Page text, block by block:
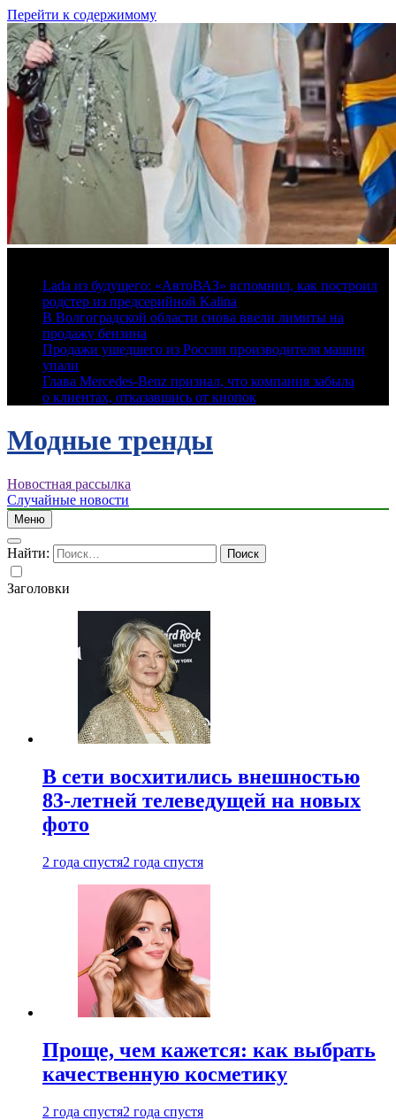
Перейти к содержимому
Lada из будущего: «АвтоВАЗ» вспомнил, как построил
родстер из предсерийной Kalina
В Волгоградской области снова ввели лимиты на
продажу бензина
Продажи ушедшего из России производителя машин
упали
Глава Mercedes-Benz признал, что компания забыла
о клиентах, отказавшись от кнопок
Модные тренды
Новостная рассылка
Случайные новости
Меню
Найти:
Заголовки
В сети восхитились внешностью
83-летней телеведущей на новых
фото
2 года спустя2 года спустя
Проще, чем кажется: как выбрать
качественную косметику
2 года спустя2 года спустя